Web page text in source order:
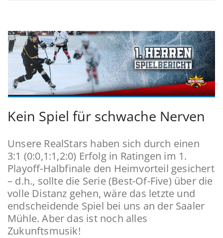
Kein Spiel für schwache Nerven
Unsere RealStars haben sich durch einen
3:1 (0:0,1:1,2:0) Erfolg in Ratingen im 1.
Playoff-Halbfinale den Heimvorteil gesichert
– d.h., sollte die Serie (Best-Of-Five) über die
volle Distanz gehen, wäre das letzte und
endscheidende Spiel bei uns an der Saaler
Mühle. Aber das ist noch alles
Zukunftsmusik!